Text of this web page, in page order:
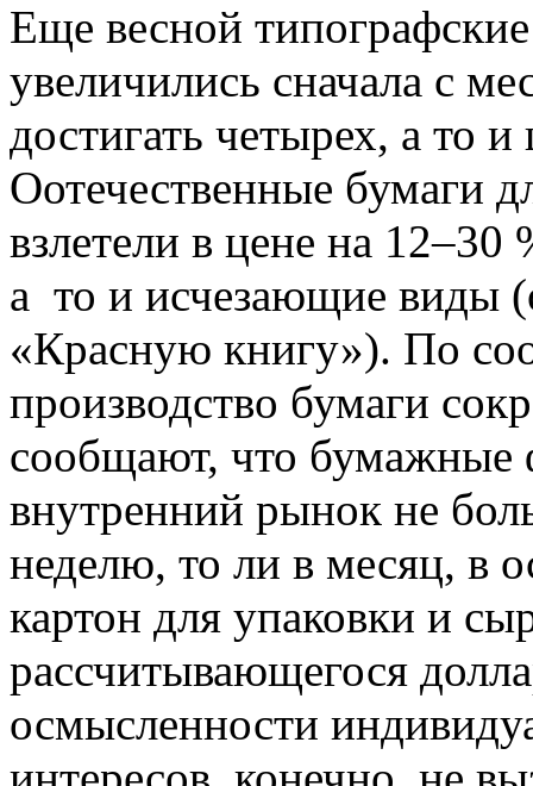
Еще весной
увеличились сначала с
достигать четырех, а то
Оотечественные бумаги
взлетели в цене на 12–30
а то и исчезающие виды
«Красную книгу»). По
производство бумаги
сообщают, что бумажные
внутренний рынок не
неделю, то ли в месяц, в
картон для упаковки и
рассчитывающегося
осмысленности